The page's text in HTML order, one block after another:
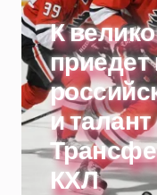
К
приедет
и
КХЛ